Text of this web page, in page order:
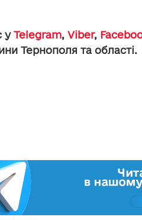
у Telegram, Viber,
Тернополя та області.